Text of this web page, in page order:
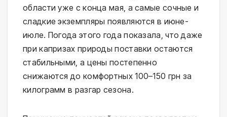
области уже с конца мая, а самые сочные и
сладкие экземпляры появляются в июне-
июле. Погода этого года показала, что даже
при капризах природы поставки остаются
стабильными, а цены постепенно
снижаются до комфортных 100–150 грн за
килограмм в разгар сезона.